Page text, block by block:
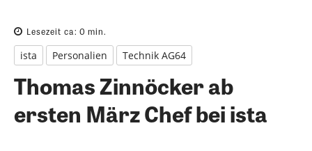
Lesezeit ca: 0 min.
ista Personalien Technik AG64
Thomas Zinnöcker ab
ersten März Chef bei ista